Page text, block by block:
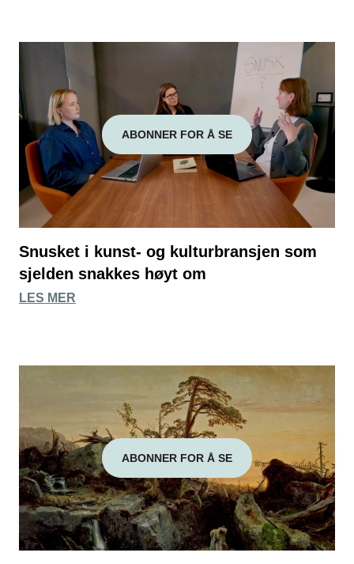
ABONNER FOR Å SE
Snusket i kunst- og kulturbransjen som
sjelden snakkes høyt om
LES MER
ABONNER FOR Å SE